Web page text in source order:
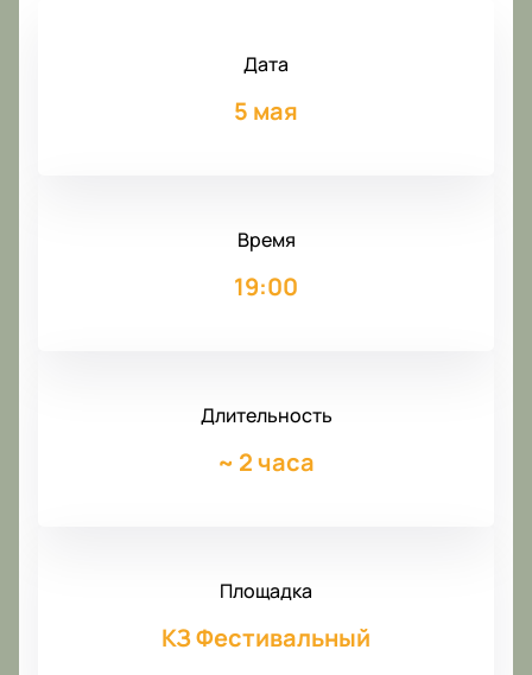
Дата
5 мая
Время
19:00
Длительность
~ 2 часа
Площадка
КЗ Фестивальный